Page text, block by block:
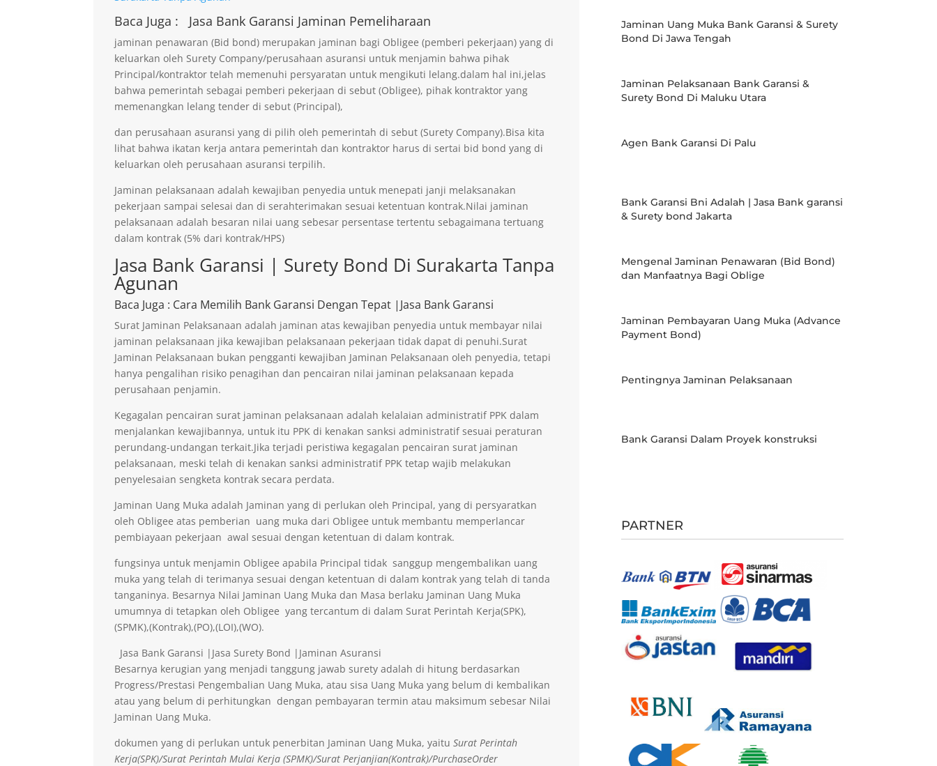
Baca Juga : Jasa Bank Garansi Jaminan Pemeliharaan
jaminan penawaran (Bid bond) merupakan jaminan bagi Obligee (pemberi pekerjaan) yang di
keluarkan oleh Surety Company/perusahaan asuransi untuk menjamin bahwa pihak
Principal/kontraktor telah memenuhi persyaratan untuk mengikuti lelang.dalam hal ini,jelas
bahwa pemerintah sebagai pemberi pekerjaan di sebut (Obligee), pihak kontraktor yang
memenangkan lelang tender di sebut (Principal),
dan perusahaan asuransi yang di pilih oleh pemerintah di sebut (Surety Company).Bisa kita
lihat bahwa ikatan kerja antara pemerintah dan kontraktor harus di sertai bid bond yang di
keluarkan oleh perusahaan asuransi terpilih.
Jaminan pelaksanaan adalah kewajiban penyedia untuk menepati janji melaksanakan
pekerjaan sampai selesai dan di serahterimakan sesuai ketentuan kontrak.Nilai jaminan
pelaksanaan adalah besaran nilai uang sebesar persentase tertentu sebagaimana tertuang
dalam kontrak (5% dari kontrak/HPS)
Jasa Bank Garansi | Surety Bond Di Surakarta Tanpa
Agunan
Baca Juga : Cara Memilih Bank Garansi Dengan Tepat |Jasa Bank Garansi
Surat Jaminan Pelaksanaan adalah jaminan atas kewajiban penyedia untuk membayar nilai
jaminan pelaksanaan jika kewajiban pelaksanaan pekerjaan tidak dapat di penuhi.Surat
Jaminan Pelaksanaan bukan pengganti kewajiban Jaminan Pelaksanaan oleh penyedia, tetapi
hanya pengalihan risiko penagihan dan pencairan nilai jaminan pelaksanaan kepada
perusahaan penjamin.
Kegagalan pencairan surat jaminan pelaksanaan adalah kelalaian administratif PPK dalam
menjalankan kewajibannya, untuk itu PPK di kenakan sanksi administratif sesuai peraturan
perundang-undangan terkait.Jika terjadi peristiwa kegagalan pencairan surat jaminan
pelaksanaan, meski telah di kenakan sanksi administratif PPK tetap wajib melakukan
penyelesaian sengketa kontrak secara perdata.
Jaminan Uang Muka adalah Jaminan yang di perlukan oleh Principal, yang di persyaratkan
oleh Obligee atas pemberian uang muka dari Obligee untuk membantu memperlancar
pembiayaan pekerjaan awal sesuai dengan ketentuan di dalam kontrak.
fungsinya untuk menjamin Obligee apabila Principal tidak sanggup mengembalikan uang
muka yang telah di terimanya sesuai dengan ketentuan di dalam kontrak yang telah di tanda
tanganinya. Besarnya Nilai Jaminan Uang Muka dan Masa berlaku Jaminan Uang Muka
umumnya di tetapkan oleh Obligee yang tercantum di dalam Surat Perintah Kerja(SPK),
(SPMK),(Kontrak),(PO),(LOI),(WO).
Jasa Bank Garansi |Jasa Surety Bond |Jaminan Asuransi
Besarnya kerugian yang menjadi tanggung jawab surety adalah di hitung berdasarkan
Progress/Prestasi Pengembalian Uang Muka, atau sisa Uang Muka yang belum di kembalikan
atau yang belum di perhitungkan dengan pembayaran termin atau maksimum sebesar Nilai
Jaminan Uang Muka.
dokumen yang di perlukan untuk penerbitan Jaminan Uang Muka, yaituSurat Perintah
Kerja(SPK)/Surat Perintah Mulai Kerja (SPMK)/Surat Perjanjian(Kontrak)/PurchaseOrder
Jaminan Uang Muka Bank Garansi & Surety
Bond Di Jawa Tengah
Jaminan Pelaksanaan Bank Garansi &
Surety Bond Di Maluku Utara
Agen Bank Garansi Di Palu
Bank Garansi Bni Adalah | Jasa Bank garansi
& Surety bond Jakarta
Mengenal Jaminan Penawaran (Bid Bond)
dan Manfaatnya Bagi Oblige
Jaminan Pembayaran Uang Muka (Advance
Payment Bond)
Pentingnya Jaminan Pelaksanaan
Bank Garansi Dalam Proyek konstruksi
PARTNER